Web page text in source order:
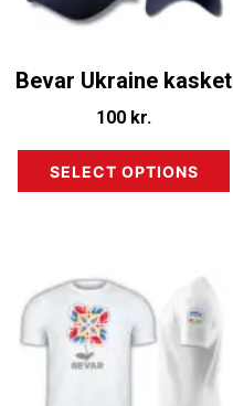
Bevar Ukraine kasket
100 kr.
SELECT OPTIONS